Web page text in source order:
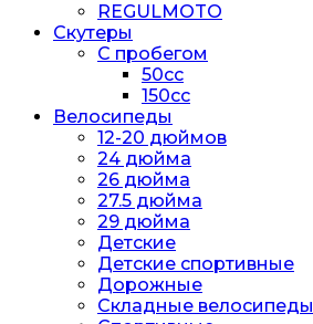
REGULMOTO
Скутеры
С пробегом
50cc
150cc
Велосипеды
12-20 дюймов
24 дюйма
26 дюйма
27.5 дюйма
29 дюйма
Детские
Детские спортивные
Дорожные
Складные велосипеды